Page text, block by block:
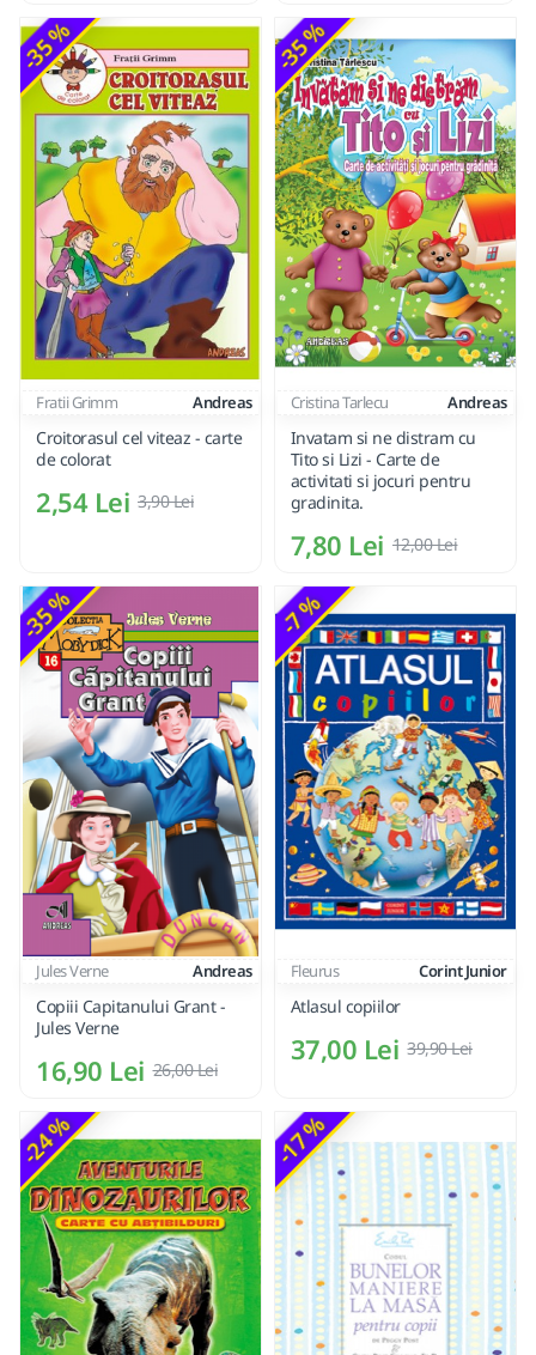
-35 %
Fratii Grimm Andreas
Croitorasul cel viteaz - carte
de colorat
2,54 Lei 3,90 Lei
-35 %
Cristina Tarlecu Andreas
Invatam si ne distram cu
Tito si Lizi - Carte de
activitati si jocuri pentru
gradinita.
7,80 Lei 12,00 Lei
-35 %
Jules Verne Andreas
Copiii Capitanului Grant -
Jules Verne
16,90 Lei 26,00 Lei
-7 %
Fleurus Corint Junior
Atlasul copiilor
37,00 Lei 39,90 Lei
-24 % -17 %